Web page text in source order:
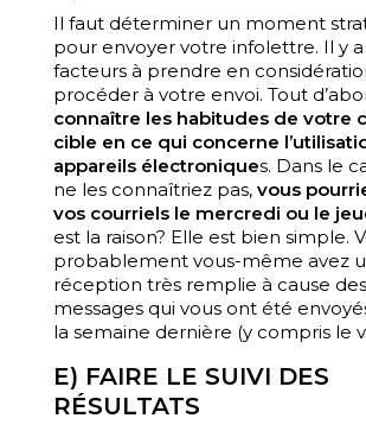
Il faut déterminer un moment
pour envoyer votre infolettre. Il y
facteurs à prendre en
procéder à votre envoi. Tout
connaître les habitudes de votre
cible en ce qui concerne
appareils électroniques. Dans le
ne les connaîtriez pas, vous
vos courriels le mercredi ou le
est la raison? Elle est bien simple.
probablement vous-même avez
réception très remplie à cause
messages qui vous ont été
la semaine dernière (y compris le
E) FAIRE LE SUIVI DES
RÉSULTATS